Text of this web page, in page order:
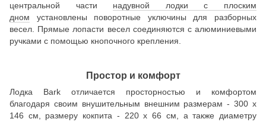
центральной части надувной лодки с плоским
дном установлены поворотные уключины для разборных
весел. Прямые лопасти весел соединяются с алюминиевыми
ручками с помощью кнопочного крепления.
Простор и комфорт
Лодка Bark отличается просторностью и комфортом
благодаря своим внушительным внешним размерам - 300 х
146 см, размеру кокпита - 220 х 66 см, а также диаметру